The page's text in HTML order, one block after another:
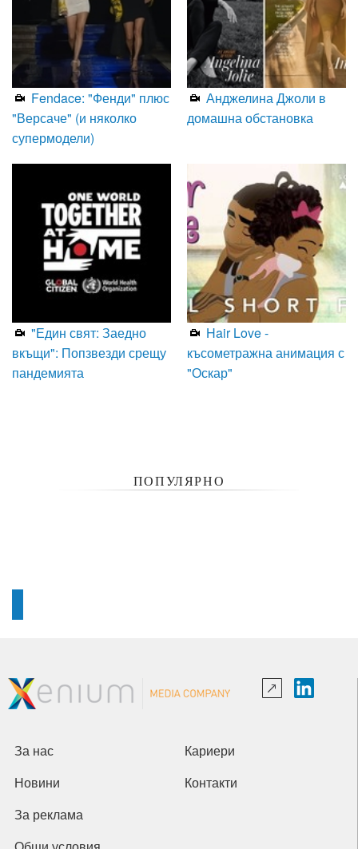
Fendace: "Фенди" плюс
"Версаче" (и няколко
супермодели)
Анджелина Джоли в
домашна обстановка
"Един свят: Заедно
вкъщи": Попзвезди срещу
пандемията
Hair Love -
късометражна анимация с
"Оскар"
ПОПУЛЯРНО
За нас Кариери
Новини Контакти
За реклама